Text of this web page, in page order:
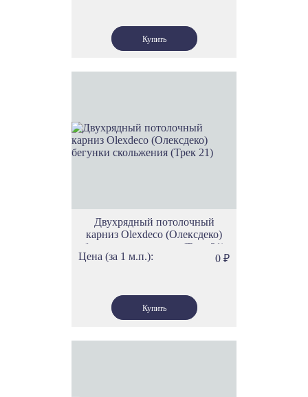
Двухрядный потолочный
карниз Olexdeco (Олексдеко)
бегунки скольжения (Трек 21)
Цена (за 1 м.п.):
0 ₽